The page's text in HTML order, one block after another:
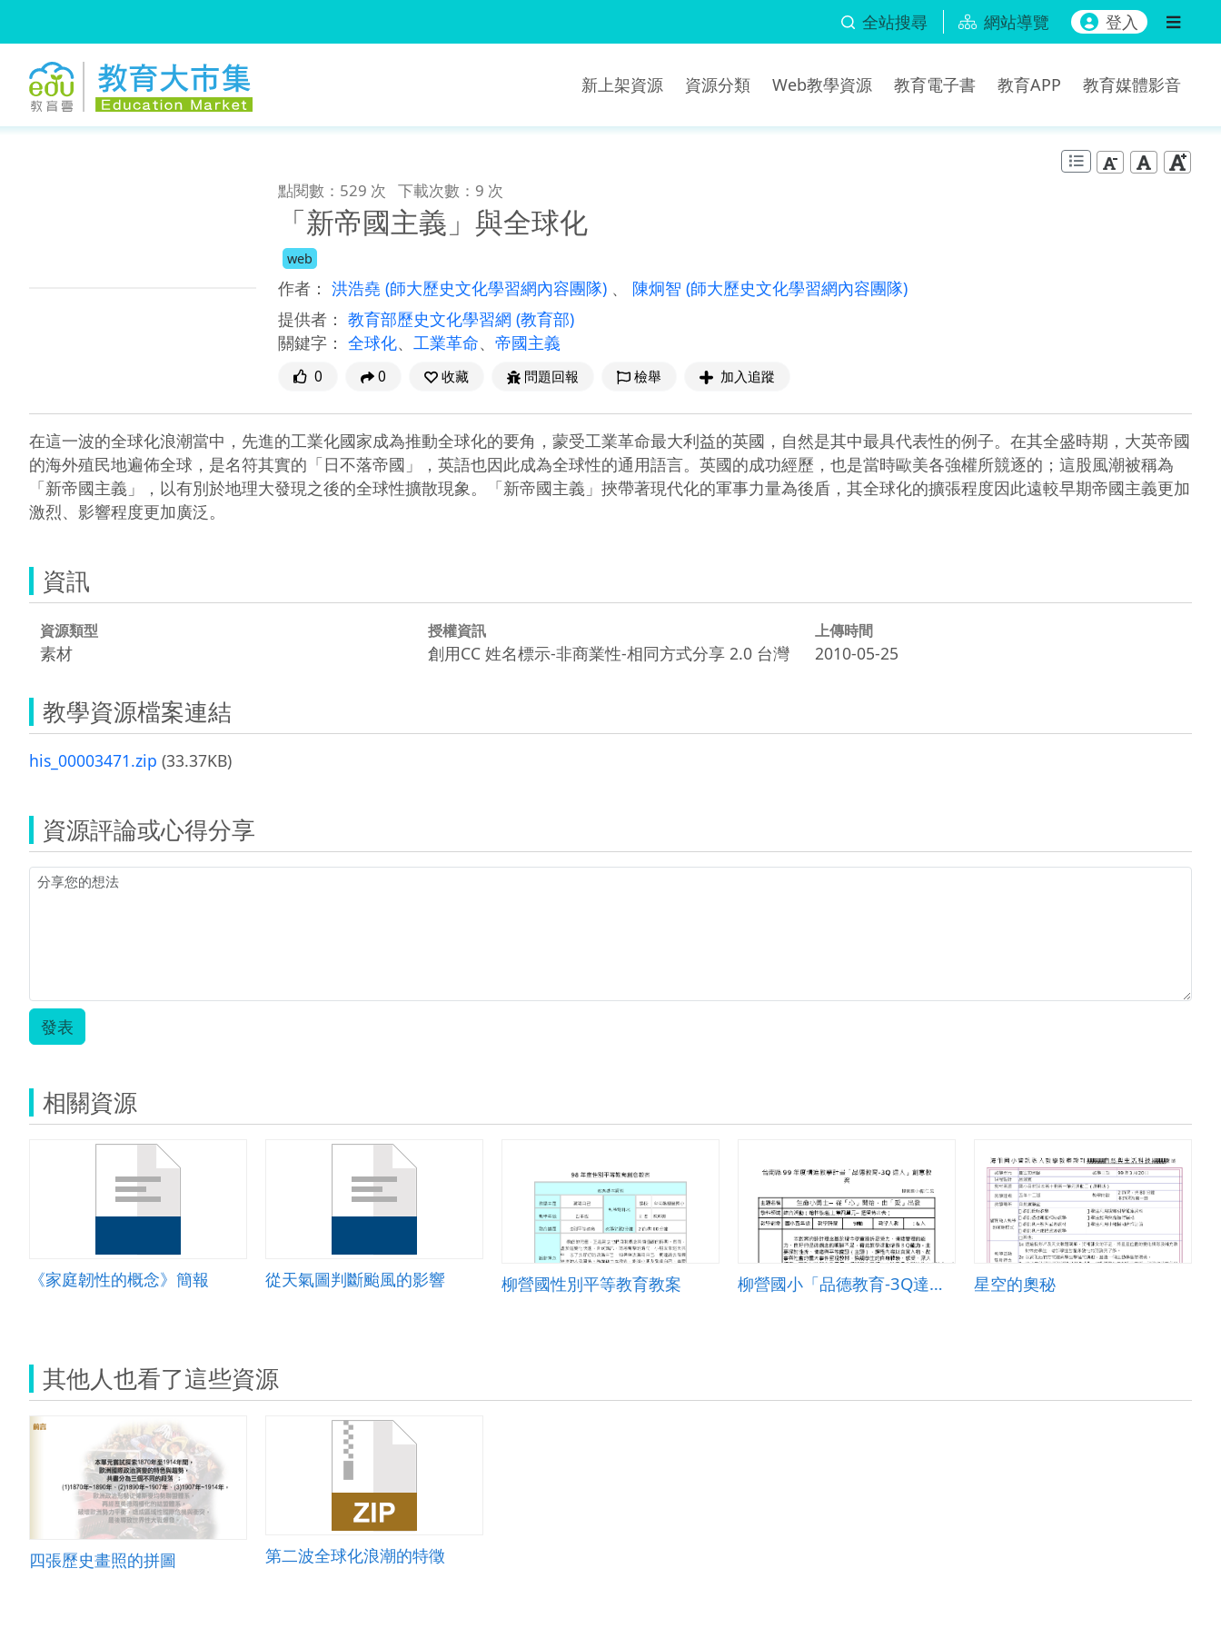
全站搜尋 網站導覽 登入
新上架資源 資源分類 Web教學資源 教育電子書 教育APP 教育媒體影音
點閱數：529 次 下載次數：9 次
「新帝國主義」與全球化
web
作者： 洪浩堯 (師大歷史文化學習網內容團隊) 、 陳炯智 (師大歷史文化學習網內容團隊)
提供者： 教育部歷史文化學習網 (教育部)
關鍵字： 全球化、 工業革命、 帝國主義
0 0 收藏 問題回報 檢舉 加入追蹤
在這一波的全球化浪潮當中，先進的工業化國家成為推動全球化的要角，蒙受工業革命最大利益的英國，自然是其中最具代表性的例子。在其全盛時期，大英帝國
的海外殖民地遍佈全球，是名符其實的「日不落帝國」，英語也因此成為全球性的通用語言。英國的成功經歷，也是當時歐美各強權所競逐的；這股風潮被稱為
「新帝國主義」，以有別於地理大發現之後的全球性擴散現象。「新帝國主義」挾帶著現代化的軍事力量為後盾，其全球化的擴張程度因此遠較早期帝國主義更加
激烈、影響程度更加廣泛。
資訊
資源類型
素材
授權資訊
創用CC 姓名標示-非商業性-相同方式分享 2.0 台灣
上傳時間
2010-05-25
教學資源檔案連結
his_00003471.zip (33.37KB)
資源評論或心得分享
發表
相關資源
《家庭韌性的概念》簡報 從天氣圖判斷颱風的影響 柳營國性別平等教育教案 柳營國小「品德教育-3Q達人」創意教案 星空的奧秘
其他人也看了這些資源
四張歷史畫照的拼圖 第二波全球化浪潮的特徵